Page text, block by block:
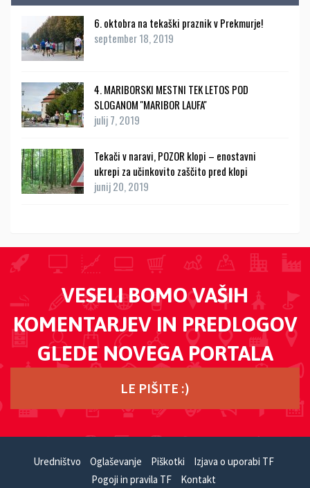
6. oktobra na tekaški praznik v Prekmurje!
september 18, 2019
4. MARIBORSKI MESTNI TEK LETOS POD
SLOGANOM ''MARIBOR LAUFA''
julij 7, 2019
Tekači v naravi, POZOR klopi – enostavni
ukrepi za učinkovito zaščito pred klopi
junij 20, 2019
VESELI BOMO VAŠIH
KOMENTARJEV IN PREDLOGOV
GLEDE NOVEGA PORTALA
LE PIŠITE :)
Uredništvo Oglaševanje Piškotki
Izjava o uporabi TF
Pogoji in pravila TF
Kontakt